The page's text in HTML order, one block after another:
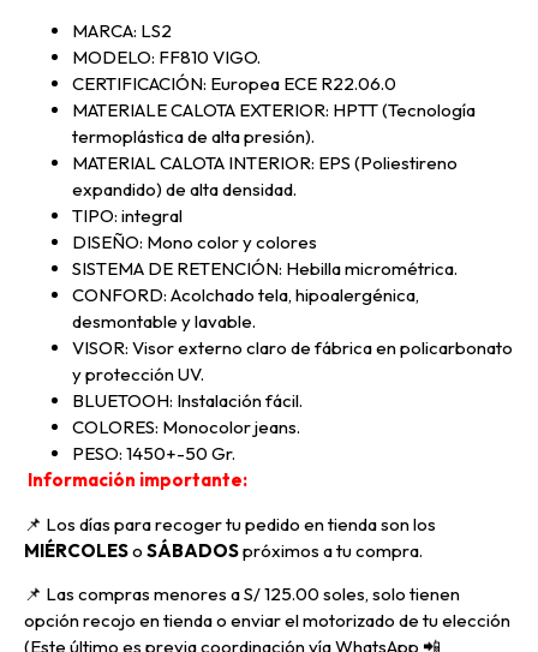
MARCA: LS2
MODELO: FF810 VIGO.
CERTIFICACIÓN: Europea ECE R22.06.0
MATERIALE CALOTA EXTERIOR: HPTT (Tecnología
termoplástica de alta presión).
MATERIAL CALOTA INTERIOR: EPS (Poliestireno
expandido) de alta densidad.
TIPO: integral
DISEÑO: Mono color y colores
SISTEMA DE RETENCIÓN: Hebilla micrométrica.
CONFORD: Acolchado tela, hipoalergénica,
desmontable y lavable.
VISOR: Visor externo claro de fábrica en policarbonato
y protección UV.
BLUETOOH: Instalación fácil.
COLORES: Monocolor jeans.
PESO: 1450+-50 Gr.
Información importante:
📌 Los días para recoger tu pedido en tienda son los
MIÉRCOLESo SÁBADOSpróximos a tu compra.
📌 Las compras menores a S/ 125.00 soles, solo tienen
opción recojo en tienda o enviar el motorizado de tu elección
(Este último es previa coordinación vía WhatsApp 📲